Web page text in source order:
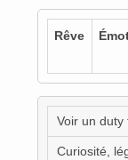
Rêve
Voir un duty
Curiosité,